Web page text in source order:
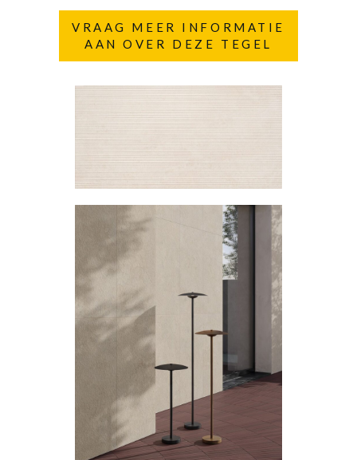
VRAAG MEER INFORMATIE
AAN OVER DEZE TEGEL